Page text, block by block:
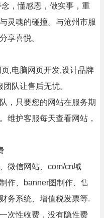
，懂感恩，做实事，重
灵魂的碰撞。与沧州市服
享喜悦。
,电脑网页开发,设计品牌
队让售后无忧。
，只要您的网站在服务期
维护客服每天查看网站，
微信网站、com/cn域
作、banner图制作、售
务系统、增值税发票等.
次性收费，没有隐性费